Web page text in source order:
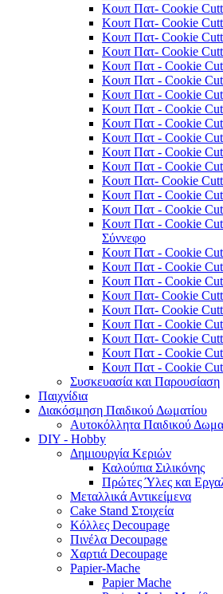
Κουπ Πατ- Cookie
Κουπ Πατ- Cookie
Κουπ Πατ- Cookie
Κουπ Πατ- Cookie
Κουπ Πατ - Cookie
Κουπ Πατ - Cookie
Κουπ Πατ - Cookie
Κουπ Πατ - Cookie
Κουπ Πατ - Cookie
Κουπ Πατ - Cookie
Κουπ Πατ - Cookie
Κουπ Πατ - Cookie
Κουπ Πατ- Cookie
Κουπ Πατ - Cookie
Κουπ Πατ - Cookie
Κουπ Πατ - Cookie
Σύννεφο
Κουπ Πατ - Cookie
Κουπ Πατ - Cookie
Κουπ Πατ - Cookie
Κουπ Πατ- Cookie
Κουπ Πατ- Cookie
Κουπ Πατ - Cookie
Κουπ Πατ- Cookie
Κουπ Πατ - Cookie
Κουπ Πατ - Cookie
Συσκευασία και Παρουσίαση
Παιχνίδια
Διακόσμηση Παιδικού Δωματίου
Αυτοκόλλητα Παιδικού
DIY - Hobby
Δημιουργία Κεριών
Καλούπια Σιλικόνης
Πρώτες Ύλες και
Μεταλλικά Αντικείμενα
Cake Stand Στοιχεία
Κόλλες Decoupage
Πινέλα Decoupage
Χαρτιά Decoupage
Papier-Mache
Papier Mache